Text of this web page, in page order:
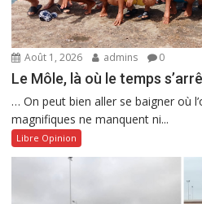
Août 1, 2026 admins 0
Le Môle, là où le temps
… On peut bien aller se baigner où
magnifiques ne manquent ni...
Libre Opinion